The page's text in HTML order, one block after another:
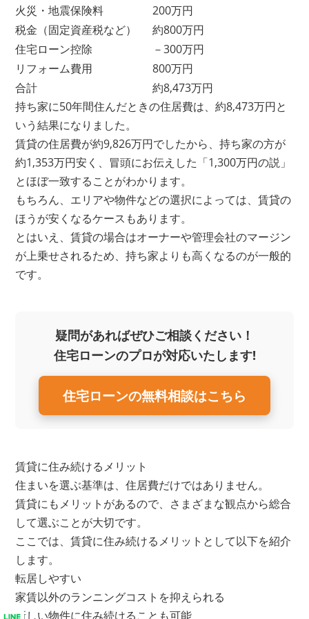
火災・地震保険料
200万円
税金（固定資産税など）
約800万円
住宅ローン控除
－300万円
リフォーム費用
800万円
合計
約8,473万円
持ち家に50年間住んだときの住居費は、約8,473万円と
いう結果になりました。
賃貸の住居費が約9,826万円でしたから、持ち家の方が
約1,353万円安く、冒頭にお伝えした「1,300万円の説」
とほぼ一致することがわかります。
もちろん、エリアや物件などの選択によっては、賃貸の
ほうが安くなるケースもあります。
とはいえ、賃貸の場合はオーナーや管理会社のマージン
が上乗せされるため、持ち家よりも高くなるのが一般的
です。
疑問があればぜひご相談ください！
住宅ローンのプロが対応いたします!
住宅ローンの無料相談はこちら
賃貸に住み続けるメリット
住まいを選ぶ基準は、住居費だけではありません。
賃貸にもメリットがあるので、さまざまな観点から総合
して選ぶことが大切です。
ここでは、賃貸に住み続けるメリットとして以下を紹介
します。
転居しやすい
家賃以外のランニングコストを抑えられる
新しい物件に住み続けることも可能